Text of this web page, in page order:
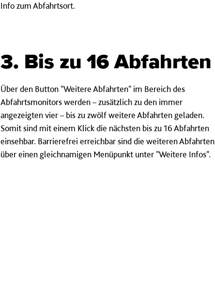
Info zum Abfahrtsort.
3. Bis zu 16 Abfahrten
Über den Button "Weitere Abfahrten" im Bereich des
Abfahrtsmonitors werden – zusätzlich zu den immer
angezeigten vier – bis zu zwölf weitere Abfahrten geladen.
Somit sind mit einem Klick die nächsten bis zu 16 Abfahrten
einsehbar. Barrierefrei erreichbar sind die weiteren Abfahrten
über einen gleichnamigen Menüpunkt unter "Weitere Infos".